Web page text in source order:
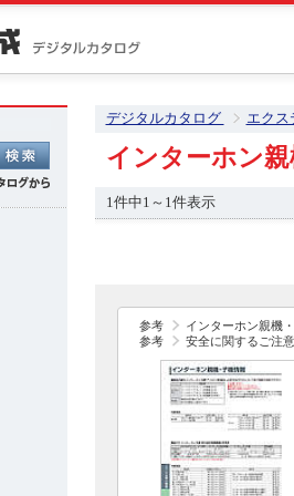
デジタルカタログ エクス
インターホン
1件中1～1件表示
参考
インターホン親機
参考
安全に関するご注意